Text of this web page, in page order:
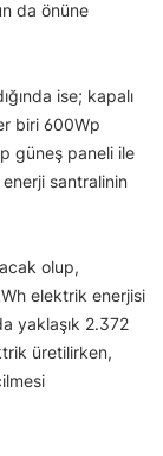
da önüne
ise; kapalı
biri 600Wp
güneş paneli ile
santralinin
olup,
elektrik enerjisi
yaklaşık 2.372
üretilirken,